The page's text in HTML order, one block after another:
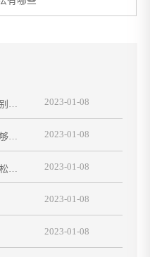
与
2023-01-08
的
2023-01-08
避
2023-01-08
2023-01-08
2023-01-08